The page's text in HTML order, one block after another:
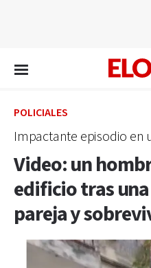
POLICIALES
Impactante episodio en
Video: un
edificio tras
pareja y